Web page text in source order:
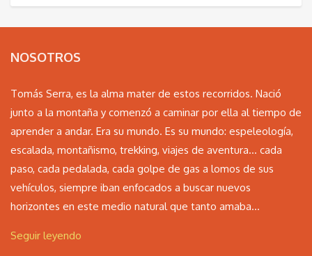
NOSOTROS
Tomás Serra, es la alma mater de estos recorridos. Nació
junto a la montaña y comenzó a caminar por ella al tiempo de
aprender a andar. Era su mundo. Es su mundo: espeleología,
escalada, montañismo, trekking, viajes de aventura… cada
paso, cada pedalada, cada golpe de gas a lomos de sus
vehículos, siempre iban enfocados a buscar nuevos
horizontes en este medio natural que tanto amaba...
Seguir leyendo